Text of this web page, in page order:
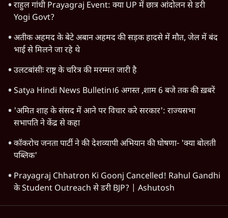
राहुल गांधी Prayagraj Event: क्या UP में छात्र आंदोलन से डरी
Yogi Govt?
अतीक अहमद के बेटे अबान अहमद की सड़क हादसे में मौत, जेल में बंद
भाई से मिलने जा रहे थे
उलटबांसीः राष्ट्र के चरित्र की मरम्मत जारी है
Satya Hindi News Bulletin।6 अगस्त ,शाम 6 बजे तक की ख़बरें
'अमित शाह के संसद में आने पर विचार करे सरकार': राज्यसभा
सभापति ने केंद्र से कहा
कॉकरोच जनता पार्टी ने की देशव्यापी अभियान की घोषणा- 'क्या बोलती
पब्लिक'
Prayagraj Chhatron Ki Goonj Cancelled! Rahul Gandhi
के Student Outreach से डरी BJP? | Ashutosh